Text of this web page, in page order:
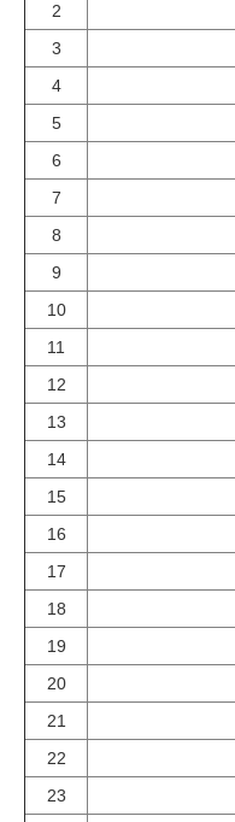
2
3
4
5
6
7
8
9
10
11
12
13
14
15
16
17
18
19
20
21
22
23